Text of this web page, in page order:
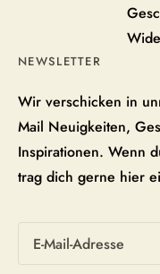
NEWSLETTER
Wir verschicken in
Mail Neuigkeiten,
Inspirationen. Wenn
trag dich gerne hier